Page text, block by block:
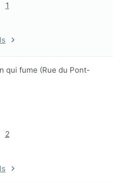
1
qui fume (Rue du Pont-
2